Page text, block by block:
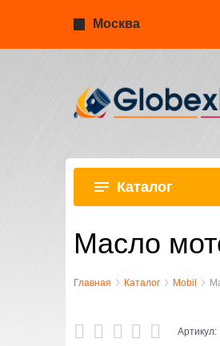
Москва
Каталог
Масло
Главная Каталог Mobil
Артикул: